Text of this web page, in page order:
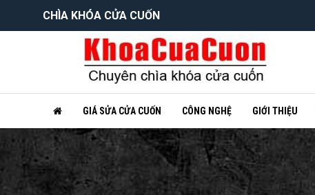
CHÌA KHÓA CỬA CUỐN
GIÁ SỬA CỬA CUỐN CÔNG NGHỆ GIỚI THIỆU